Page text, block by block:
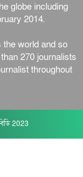
globe including
2014.
world and so
270 journalists
throughout
2023